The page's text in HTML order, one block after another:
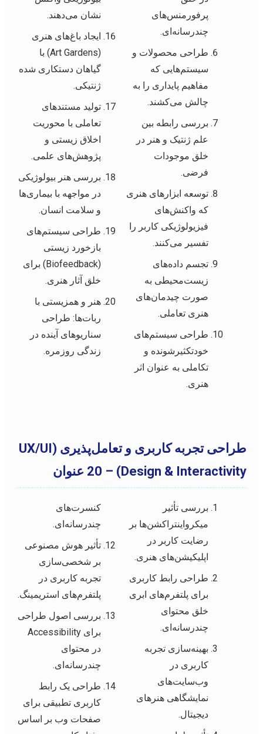
پرفورمنس‌های
چندرسانه‌ای.
طراحی محصولات و
سیستم‌هایی که
مفاهیم پایداری را به
چالش می‌کشند.
بررسی رابطه بین
علم ژنتیک و هنر در
خلق موجودات
فرضی.
توسعه ابزارهای هنری
که واکنش‌های
فیزیولوژیکی کاربر را
تفسیر می‌کنند.
تجسم داده‌های
زیست‌محیطی به
صورت چیدمان‌های
هنری تعاملی.
طراحی سیستم‌های
خودتکثیرشونده و
تکاملی به عنوان اثر
هنری.
نشان می‌دهند.
ایجاد باغ‌های هنری
(Art Gardens) با
گیاهان دستکاری شده
ژنتیکی.
تولید مستندهای
تعاملی با محوریت
اخلاق زیستی و
پژوهش‌های علمی.
بررسی هنر بیولوژیکی
در مواجهه با بیماری‌ها
و سلامت انسان.
طراحی سیستم‌های
بازخورد زیستی
(Biofeedback) برای
خلق آثار هنری.
هنر و همزیستی با
ربات‌ها: طراحی
سناریوهای آینده در
زندگی روزمره.
طراحی تجربه کاربری و تعامل‌پذیری (UX/UI
Design & Interactivity) – 20 عنوان
بررسی تأثیر
میکرواینتراکشن‌ها بر
رضایت کاربر در
اپلیکیشن‌های هنری.
طراحی رابط کاربری
برای پلتفرم‌های ابری
خلق محتوای
چندرسانه‌ای.
بهینه‌سازی تجربه
کاربری در
وب‌سایت‌های
نمایشگاهی هنرهای
دیجیتال.
کنسرت‌های
چندرسانه‌ای.
تأثیر هوش مصنوعی
بر شخصی‌سازی
تجربه کاربری در
پلتفرم‌های استریمینگ.
بررسی اصول طراحی
برای Accessibility
در محتوای
چندرسانه‌ای.
طراحی یک رابط
کاربری تطبیقی برای
صفحات وب بر اساس